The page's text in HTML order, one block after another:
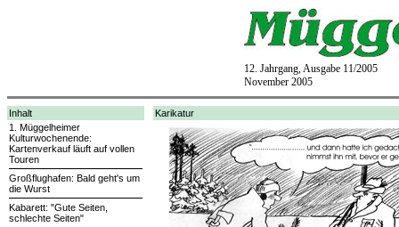
12. Jahrgang, Ausgabe 11/2005
November 2005
Inhalt
1. Müggelheimer
Kulturwochenende:
Kartenverkauf läuft auf vollen
Touren
Großflughafen: Bald geht's um
die Wurst
Kabarett: "Gute Seiten,
schlechte Seiten"
Karikatur